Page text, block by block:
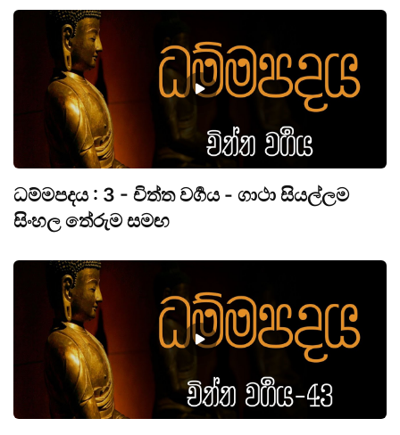
ධම්මපදය : 3 - චිත්ත වර්‍ගය - ගාථා සියල්ලම
සිංහල තේරුම සමඟ